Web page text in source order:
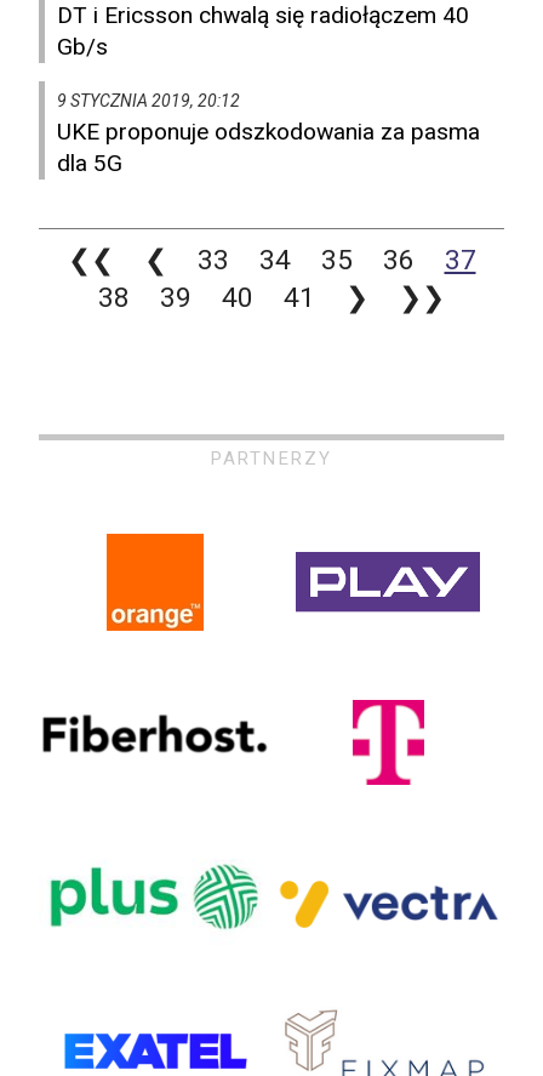
DT i Ericsson chwalą się radiołączem 40
Gb/s
9 STYCZNIA 2019, 20:12
UKE proponuje odszkodowania za pasma
dla 5G
❮❮ ❮ 33 34 35 36
37
38
39 40 41 ❯ ❯❯
PARTNERZY